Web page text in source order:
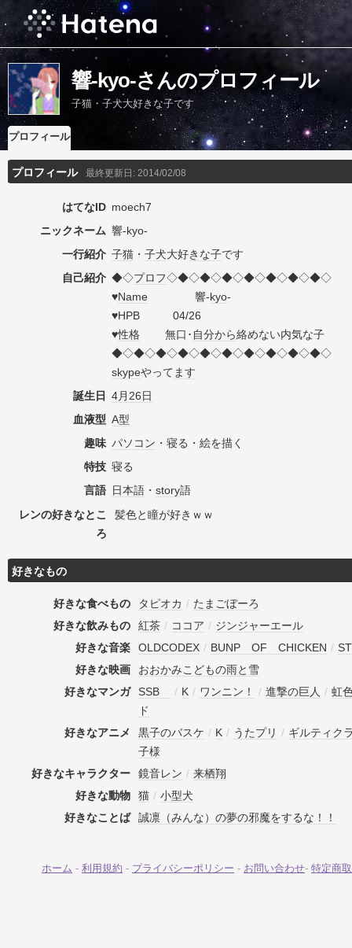
響-kyo-さんのプロフィール
子猫・子犬大好きな子です
プロフィール
プロフィール 最終更新日: 2014/02/08
はてなID moech7
ニックネーム 響-kyo-
一行紹介 子猫 ・ 子犬大好きな子です
自己紹介 ◆◇プロフ◇◆◇◆◇◆◇◆◇◆◇◆◇◆◇
♥Name 響-kyo-
♥HPB 04/26
♥性格 無口･ 自分から絡めない内気な子
◆◇◆◇◆◇◆◇◆◇◆◇◆◇◆◇◆◇◆◇
skypeやって ます
誕生日
4月26日
血液型 A型
趣味 パソコン ・寝る・絵を描く
特技 寝る
言語 日本語 ・ story語
レンの好きなとこ
ろ
髪色と瞳が好きｗｗ
好きなもの
好きな食べもの タピオカ / たまごぼーろ
好きな飲みもの
紅茶 / ココア / ジンジャーエール
好きな音楽
OLDCODEX / BUNP OF CHICKEN /
好きな映画
おおかみこどもの雨と雪
好きなマンガ
SSB / K / ワンニン！ / 進撃の巨人 / 虹
ド
好きなアニメ
黒子のバスケ / K / うたプリ / ギルティク
子様
好きなキャラクター
鏡音レン / 来栖翔
好きな動物
猫 / 小型犬
好きなことば
誠凛（みんな）の夢の邪魔をするな！！
ホーム - 利用規約 - プライバシーポリシー - お問い合わせ- 特定商